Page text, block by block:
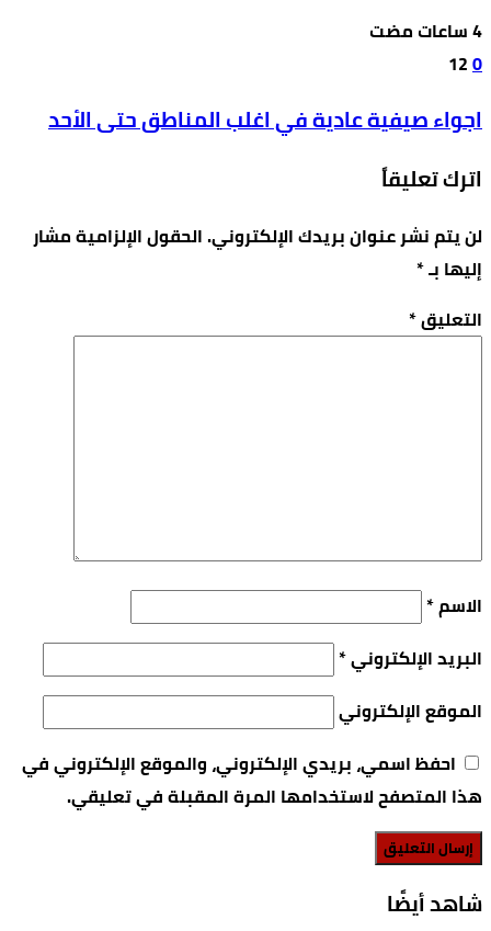
0
12
اجواء صيفية عادية في اغلب المناطق حتى الأحد
اترك تعليقاً
لن يتم نشر عنوان بريدك الإلكتروني.الحقول الإلزامية مشار
إليها بـ*
التعليق*
الاسم*
البريد الإلكتروني*
الموقع الإلكتروني
احفظ اسمي، بريدي الإلكتروني، والموقع الإلكتروني في
هذا المتصفح لاستخدامها المرة المقبلة في تعليقي.
‫شاهد أيضًا‬